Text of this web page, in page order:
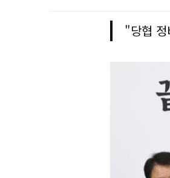
"당협